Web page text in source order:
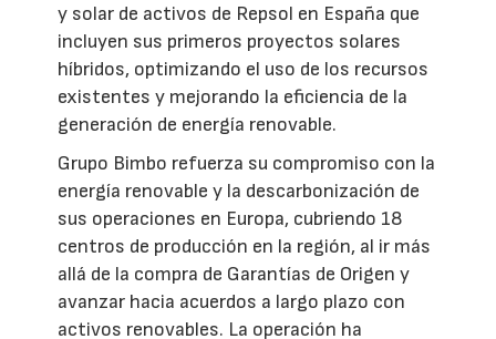
y solar de activos de Repsol en España que
incluyen sus primeros proyectos solares
híbridos, optimizando el uso de los recursos
existentes y mejorando la eficiencia de la
generación de energía renovable.
Grupo Bimbo refuerza su compromiso con la
energía renovable y la descarbonización de
sus operaciones en Europa, cubriendo 18
centros de producción en la región, al ir más
allá de la compra de Garantías de Origen y
avanzar hacia acuerdos a largo plazo con
activos renovables. La operación ha